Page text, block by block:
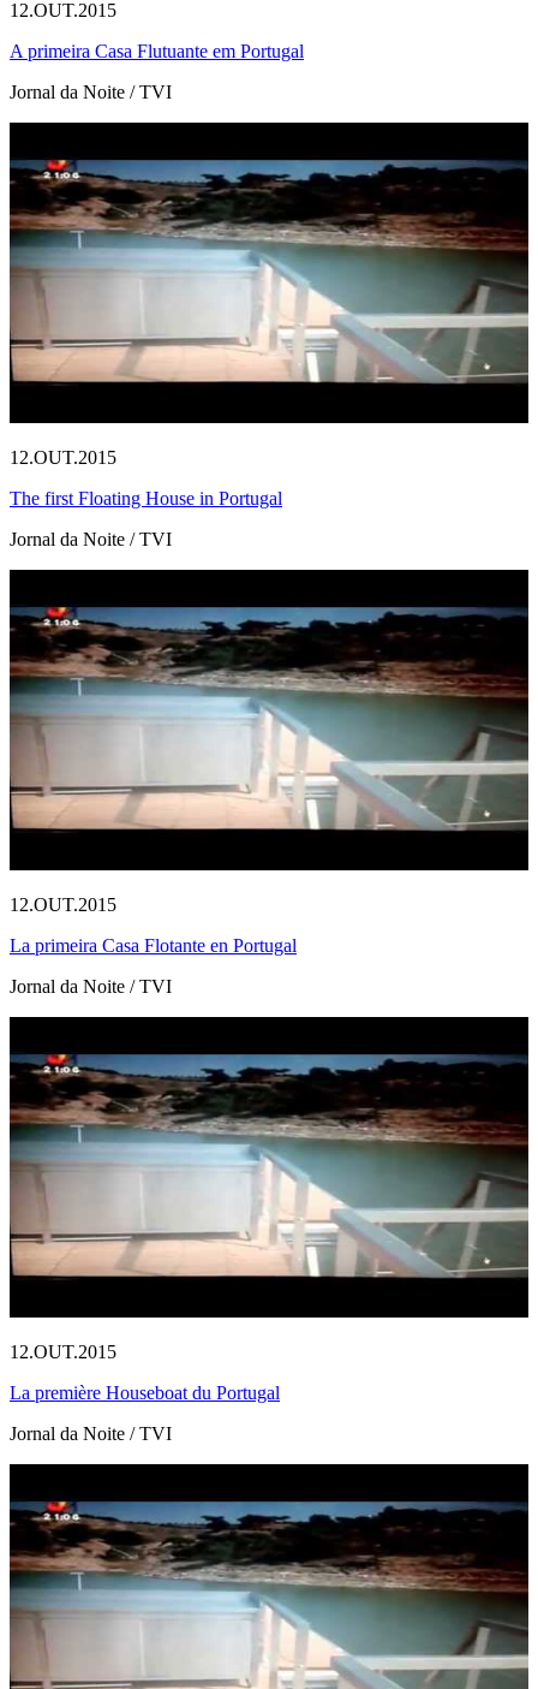
12.OUT.2015
A primeira Casa Flutuante em Portugal
Jornal da Noite / TVI
12.OUT.2015
The first Floating House in Portugal
Jornal da Noite / TVI
12.OUT.2015
La primeira Casa Flotante en Portugal
Jornal da Noite / TVI
12.OUT.2015
La première Houseboat du Portugal
Jornal da Noite / TVI